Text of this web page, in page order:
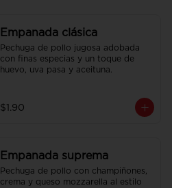
Empanada clásica
Pechuga de pollo jugosa adobada
con finas especias y un toque de
huevo, uva pasa y aceituna.
$1.90
Empanada suprema
Pechuga de pollo con champiñones,
crema y queso mozzarella al estilo